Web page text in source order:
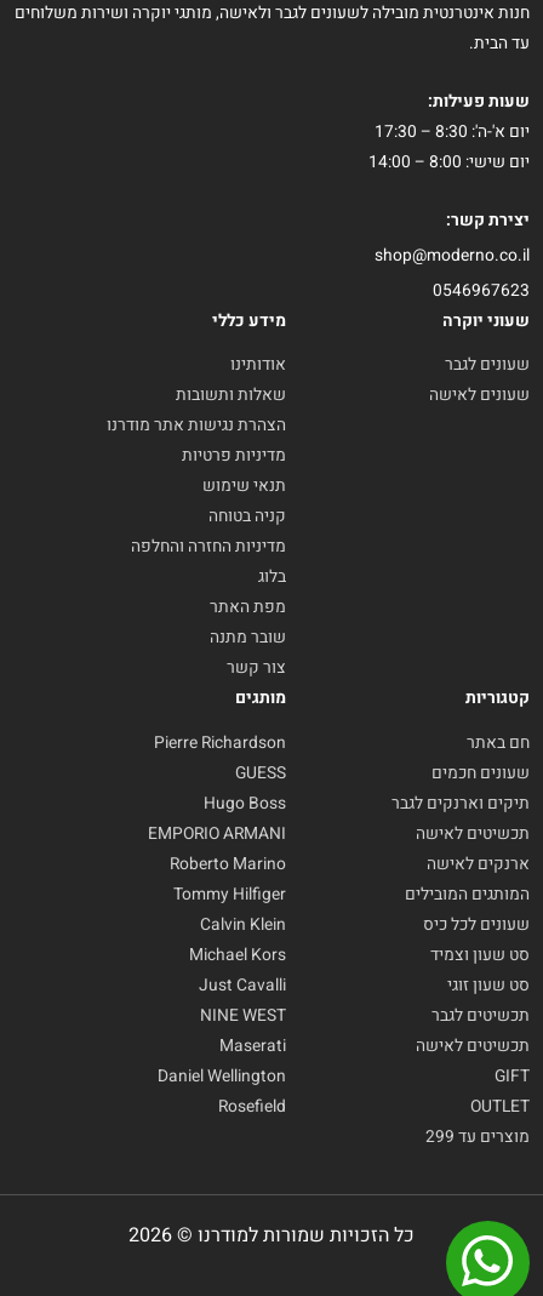
חנות אינטרנטית מובילה לשעונים לגבר ולאישה, מותגי יוקרה ושירות משלוחים
עד הבית.
שעות פעילות:
יום א'-ה': 8:30 – 17:30
יום שישי: 8:00 – 14:00
יצירת קשר:
shop@moderno.co.il
0546967623
שעוני יוקרה
שעונים לגבר
שעונים לאישה
מידע כללי
אודותינו
שאלות ותשובות
הצהרת נגישות אתר מודרנו
מדיניות פרטיות
תנאי שימוש
קניה בטוחה
מדיניות החזרה והחלפה
בלוג
מפת האתר
שובר מתנה
צור קשר
קטגוריות
חם באתר
שעונים חכמים
תיקים וארנקים לגבר
תכשיטים לאישה
ארנקים לאישה
המותגים המובילים
שעונים לכל כיס
סט שעון וצמיד
סט שעון זוגי
תכשיטים לגבר
תכשיטים לאישה
GIFT
OUTLET
מוצרים עד 299
מותגים
Pierre Richardson
GUESS
Hugo Boss
EMPORIO ARMANI
Roberto Marino
Tommy Hilfiger
Calvin Klein
Michael Kors
Just Cavalli
NINE WEST
Maserati
Daniel Wellington
Rosefield
כל הזכויות שמורות למודרנו © 2026